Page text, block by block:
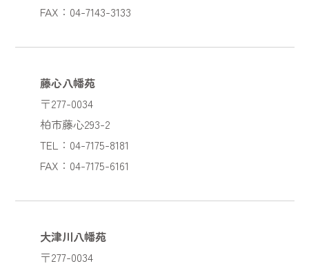
FAX：04-7143-3133
藤心八幡苑
〒277-0034
柏市藤心293-2
TEL：04-7175-8181
FAX：04-7175-6161
大津川八幡苑
〒277-0034